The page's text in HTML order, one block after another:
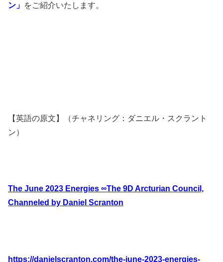
ン」 をご紹介いたします。
【英語の原文】（チャネリング：ダニエル・スクラント
ン）
The June 2023 Energies ∞The 9D Arcturian Council,
Channeled by Daniel Scranton
https://danielscranton.com/the-june-2023-energies-